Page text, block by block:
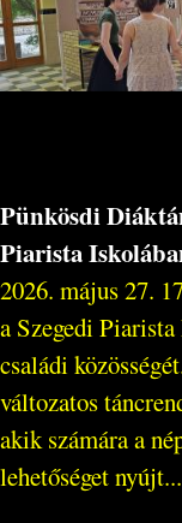
Pünkösdi
Piarista
2026. május 27.
a Szegedi
családi
változatos
akik számára a
lehetőséget nyújt...